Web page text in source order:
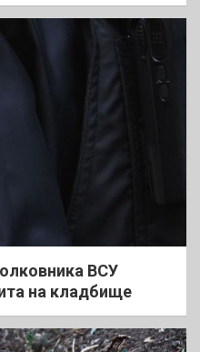
ВСУ
на кладбище